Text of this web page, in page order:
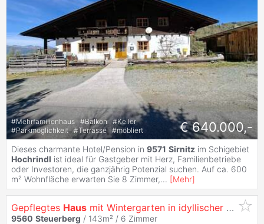
#Mehrfamilienhaus #Balkon #Keller
#Parkmöglichkeit #Terrasse #möbliert € 640.000,-
Dieses charmante Hotel/Pension in 9571 Sirnitz im Schigebiet
Hochrindl ist ideal für Gastgeber mit Herz, Familienbetriebe
oder Investoren, die ganzjährig Potenzial suchen. Auf ca. 600
m² Wohnfläche erwarten Sie 8 Zimmer,... [Mehr]
Gepflegtes Haus mit Wintergarten in idyllischer unverbaubarer Lage
9560 Steuerberg / 143m² / 6 Zimmer